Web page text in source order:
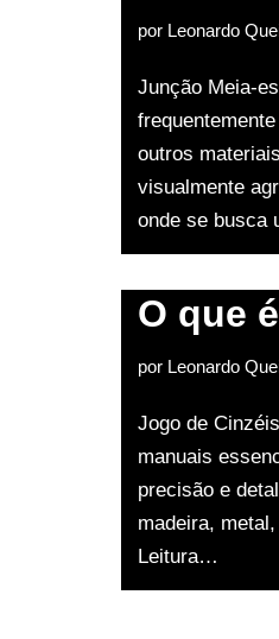
por Leonardo
Junção Meia-
outros
visualmente
onde se busca
O que
por Leonardo
Jogo de
manuais
precisão e
madeira,
Leitura…